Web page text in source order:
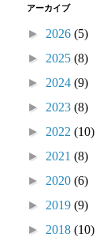
アーカイブ
► 2026(5)
► 2025(8)
► 2024(9)
► 2023(8)
► 2022(10)
► 2021(8)
► 2020(6)
► 2019(9)
► 2018(10)